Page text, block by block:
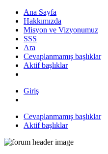
Ana Sayfa
Hakkımızda
Misyon ve Vizyonumuz
SSS
Ara
Cevaplanmamış başlıklar
Aktif başlıklar
Giriş
Cevaplanmamış başlıklar
Aktif başlıklar